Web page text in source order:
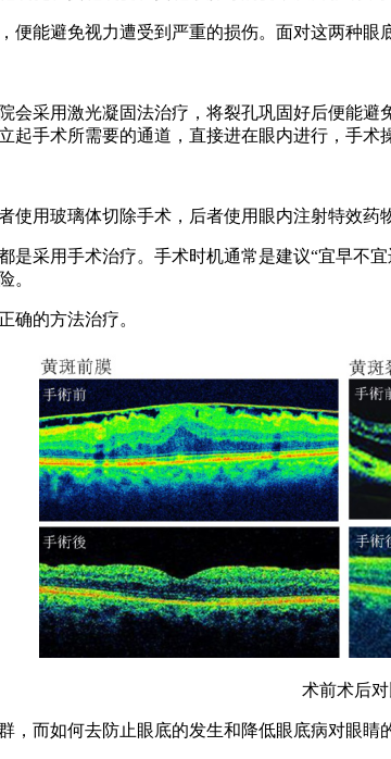
能避免视力遭受到严重的损伤。面对这两种眼
采用激光凝固法治疗，将裂孔巩固好后便能避
起手术所需要的通道，直接进在眼内进行，手术
用玻璃体切除手术，后者使用眼内注射特效药物
采用手术治疗。手术时机通常是建议“宜早不
。
的方法治疗。
术前术后对
而如何去防止眼底的发生和降低眼底病对眼睛